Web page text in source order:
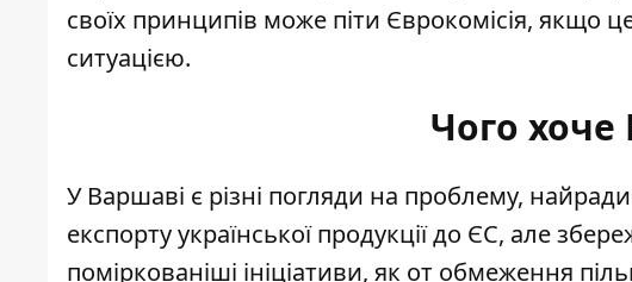
своїх принципів може піти Єврокомісія, якщо
ситуацією.
Чого
У Варшаві є різні погляди на проблему,
експорту української продукції до ЄС, але
поміркованіші ініціативи, як от обмеження